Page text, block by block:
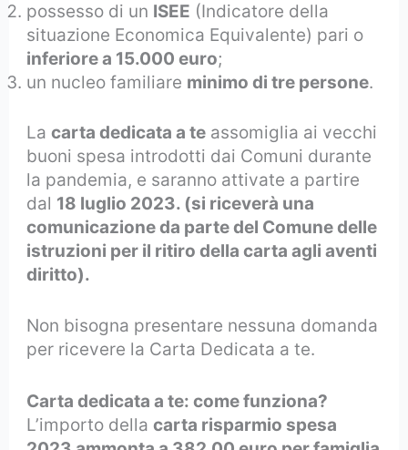
possesso di un ISEE (Indicatore della
situazione Economica Equivalente) pari o
inferiore a 15.000 euro;
un nucleo familiare minimo di tre persone.
Lacarta dedicata a te assomiglia ai vecchi
buoni spesa introdotti dai Comuni durante
la pandemia, e saranno attivate a partire
dal 18 luglio 2023. (si riceverà una
comunicazione da parte del Comune delle
istruzioni per il ritiro della carta agli aventi
diritto).
Non bisogna presentare nessuna domanda
per ricevere la Carta Dedicata a te.
Carta dedicata a te: come funziona?
L’importo dellacarta risparmio spesa